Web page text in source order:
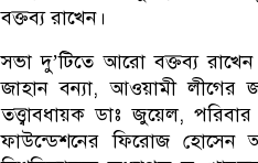
বক্তব্য রাখেন।
সভা দু’টিতে আরো বক্তব্য
জাহান বন্যা, আওয়ামী লীগের
তত্ত্বাবধায়ক ডাঃ জুয়েল,
ফাউন্ডেশনের ফিরোজ হোসেন